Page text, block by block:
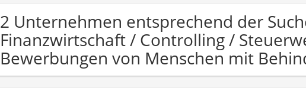
2 Unternehmen entsprechend der
Finanzwirtschaft / Controlling /
Bewerbungen von Menschen mit